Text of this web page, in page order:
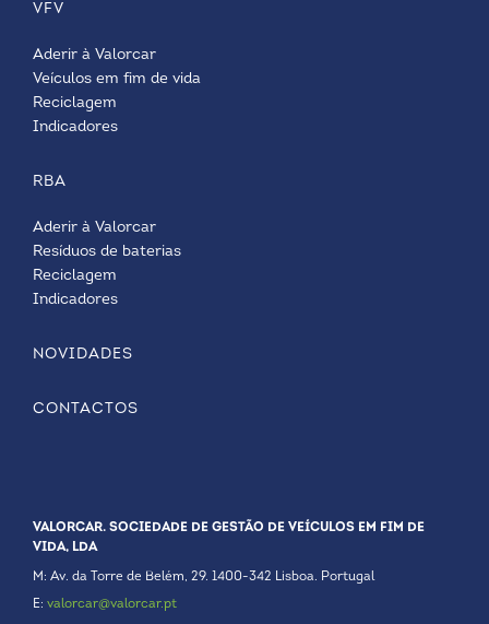
VFV
Aderir à Valorcar
Veículos em fim de vida
Reciclagem
Indicadores
RBA
Aderir à Valorcar
Resíduos de baterias
Reciclagem
Indicadores
NOVIDADES
CONTACTOS
VALORCAR. SOCIEDADE DE GESTÃO DE VEÍCULOS EM FIM DE
VIDA, LDA
M: Av. da Torre de Belém, 29. 1400-342 Lisboa. Portugal
E: valorcar@valorcar.pt